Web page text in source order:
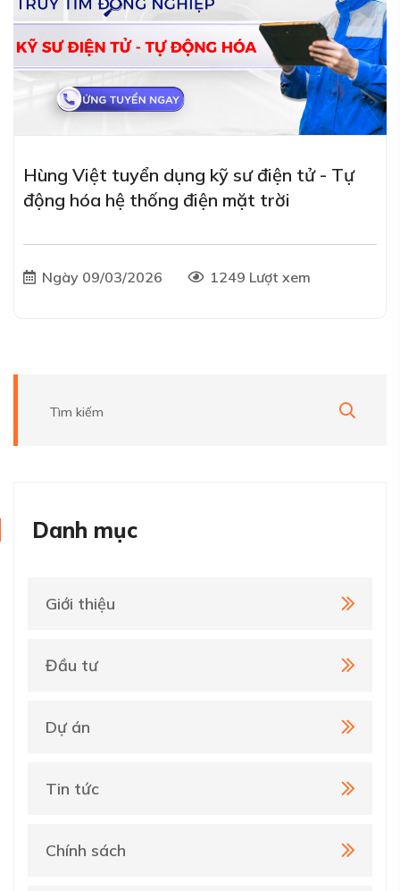
Hùng Việt tuyển dụng kỹ sư điện tử - Tự
động hóa hệ thống điện mặt trời
Ngày 09/03/2026 1249 Lượt xem
Danh mục
Giới thiệu
Đầu tư
Dự án
Tin tức
Chính sách